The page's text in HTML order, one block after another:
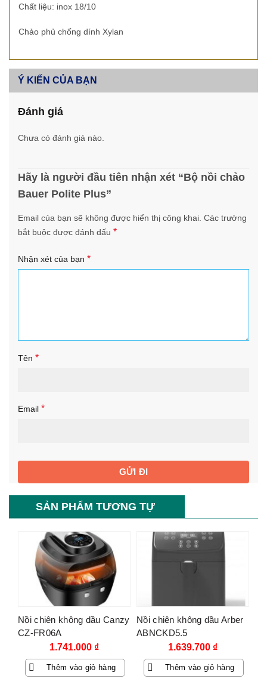
Chất liệu: inox 18/10
Chảo phủ chống dính Xylan
Ý KIẾN CỦA BẠN
Đánh giá
Chưa có đánh giá nào.
Hãy là người đầu tiên nhận xét “Bộ nồi chảo
Bauer Polite Plus”
Email của bạn sẽ không được hiển thị công khai. Các trường
bắt buộc được đánh dấu *
Nhận xét của bạn *
Tên *
Email *
SẢN PHẨM TƯƠNG TỰ
Nồi chiên không dầu Canzy
CZ-FR06A
1.741.000 ₫
Thêm vào giỏ hàng
Nồi chiên không dầu Arber
ABNCKD5.5
1.639.700 ₫
Thêm vào giỏ hàng